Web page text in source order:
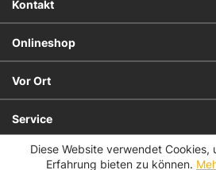
Kontakt
Onlineshop
Vor Ort
Service
Datenschutz
Diese Website verwendet Cookies,
Erfahrung bieten zu können.